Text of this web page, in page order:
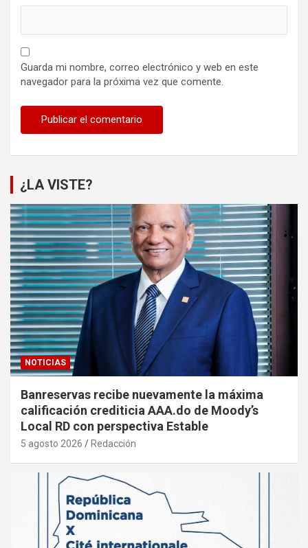
Guarda mi nombre, correo electrónico y web en este
navegador para la próxima vez que comente.
¿LA VISTE?
NOTICIAS
Banreservas recibe nuevamente la máxima
calificación crediticia AAA.do de Moody’s
Local RD con perspectiva Estable
5 agosto 2026 Redacción